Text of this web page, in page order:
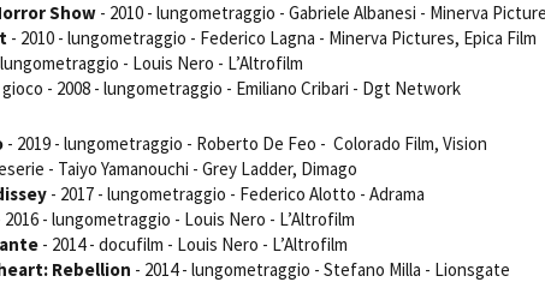
Show- 2010 - lungometraggio - Gabriele Albanesi - Minerva
- 2010 - lungometraggio - Federico Lagna - Minerva Pictures, Epica Film
- Louis Nero - L’Altrofilm
- 2008 - lungometraggio - Emiliano Cribari - Dgt Network
- 2019 - lungometraggio - Roberto De Feo - Colorado Film, Vision
- Taiyo Yamanouchi - Grey Ladder, Dimago
- 2017 - lungometraggio - Federico Alotto - Adrama
- lungometraggio - Louis Nero - L’Altrofilm
- 2014 - docufilm - Louis Nero - L’Altrofilm
Rebellion - 2014 - lungometraggio - Stefano Milla - Lionsgate